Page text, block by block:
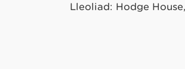
Lleoliad: Hodge